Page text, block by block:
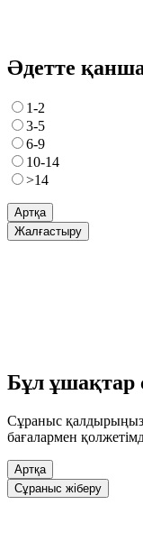
Әдетте
1-2
3-5
6-9
10-14
>14
Артқа
Жалғастыру
Бұл ұшақтар
Сұраныс
бағалармен
Артқа
Сұраныс жіберу